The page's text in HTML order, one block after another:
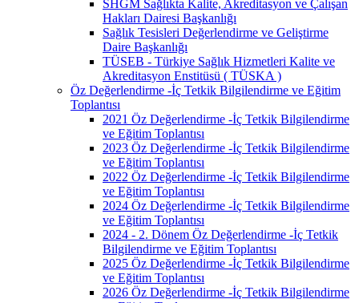
SHGM Sağlıkta Kalite, Akreditasyon ve Çalışan
Hakları Dairesi Başkanlığı
Sağlık Tesisleri Değerlendirme ve Geliştirme
Daire Başkanlığı
TÜSEB - Türkiye Sağlık Hizmetleri Kalite ve
Akreditasyon Enstitüsü ( TÜSKA )
Öz Değerlendirme -İç Tetkik Bilgilendirme ve Eğitim
Toplantısı
2021 Öz Değerlendirme -İç Tetkik Bilgilendirme
ve Eğitim Toplantısı
2023 Öz Değerlendirme -İç Tetkik Bilgilendirme
ve Eğitim Toplantısı
2022 Öz Değerlendirme -İç Tetkik Bilgilendirme
ve Eğitim Toplantısı
2024 Öz Değerlendirme -İç Tetkik Bilgilendirme
ve Eğitim Toplantısı
2024 - 2. Dönem Öz Değerlendirme -İç Tetkik
Bilgilendirme ve Eğitim Toplantısı
2025 Öz Değerlendirme -İç Tetkik Bilgilendirme
ve Eğitim Toplantısı
2026 Öz Değerlendirme -İç Tetkik Bilgilendirme